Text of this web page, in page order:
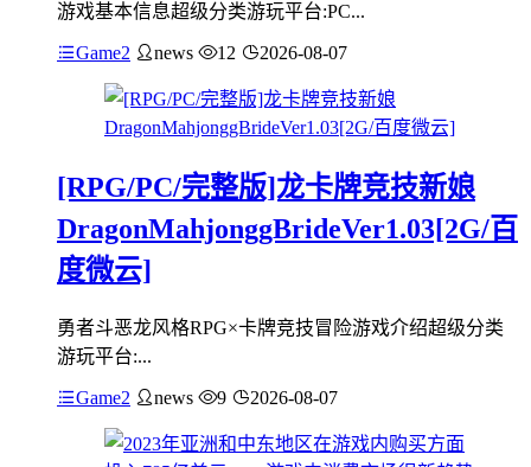
游戏基本信息超级分类游玩平台:PC...
Game2 news 12 2026-08-07
[RPG/PC/完整版]龙卡牌竞技新娘
DragonMahjonggBrideVer1.03[2G/百
度微云]
勇者斗恶龙风格RPG×卡牌竞技冒险游戏介绍超级分类
游玩平台:...
Game2 news 9 2026-08-07